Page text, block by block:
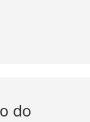
do